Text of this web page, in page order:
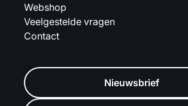
Webshop
Veelgestelde vragen
Contact
Nieuwsbrief